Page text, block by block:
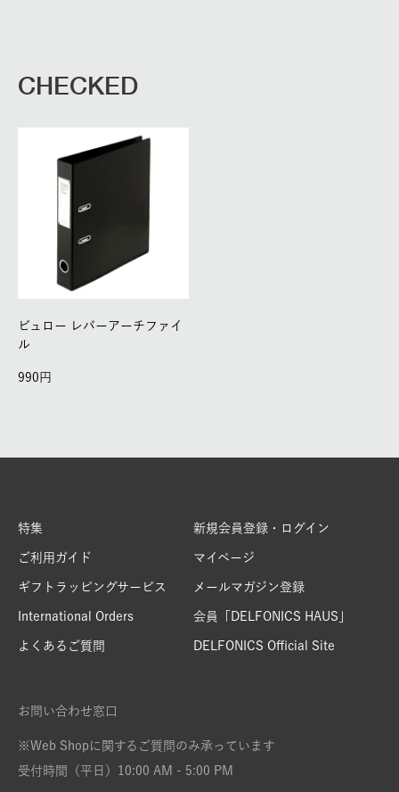
CHECKED
ビュロー レバーアーチファイ
ル
990
特集
ご利用ガイド
ギフトラッピングサービス
International Orders
よくあるご質問
新規会員登録・ログイン
マイページ
メールマガジン登録
会員「DELFONICS HAUS」
DELFONICS Official Site
お問い合わせ窓口
※Web Shopに関するご質問のみ承っています
受付時間（平日）10:00 AM - 5:00 PM